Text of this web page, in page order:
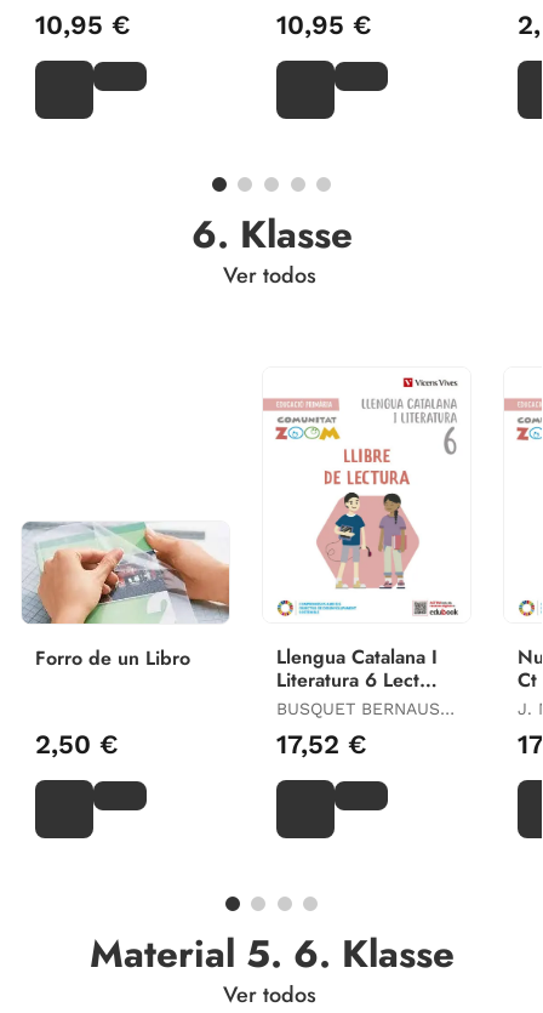
10,95 € 10,95 €
6. Klasse
Ver todos
Forro de un Libro
2,50 €
Llengua Catalana I
Literatura 6 Lect
(Cz)
BUSQUET BERNAUS,
CABALLERIA
MONTSERRAT /
MARIA / MARTIN
LLAVINA, EULALIA /
17,52 €
Ct
Material 5. 6. Klasse
Ver todos